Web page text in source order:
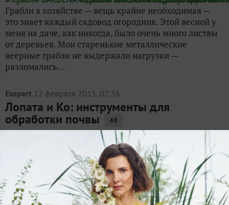
Грабли в хозяйстве — вещь крайне необходимая —
это знает каждый садовод огородник. Этой весной у
меня на даче, как никогда, было очень много листвы
от деревьев. Мои старенькие металлические
веерные грабли не выдержали нагрузки —
разломались...
Exspert 12 февраля 2015, 02:36
Лопата и Ко: инструменты для
обработки почвы 48
У каждого настоящего хозяина должен быть полный
арсенал садово-огородного инвентаря для ведения
дачного хозяйства. У каждого настоящего хозяина
должен быть полный арсенал садово-огородного
инвентаря Вилы и лопаты, плоскорезы и тяпки,...